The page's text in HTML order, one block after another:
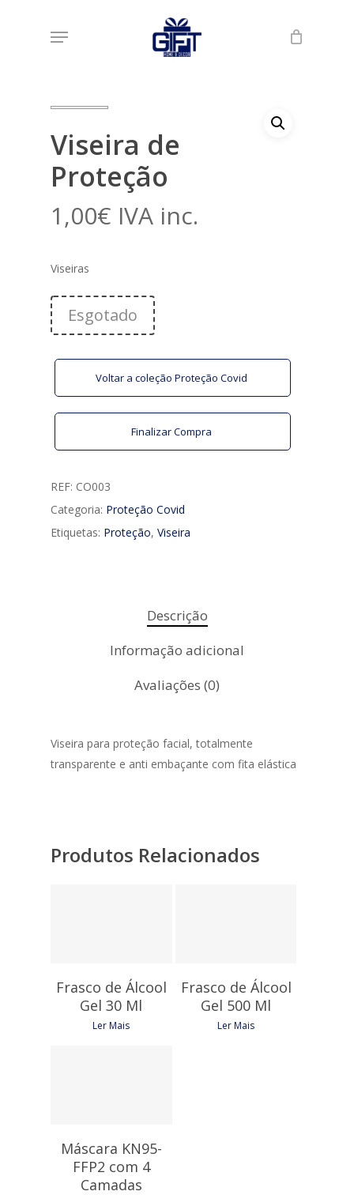
Menu
Início Proteção Covid
Viseira de
Proteção
1,00€ IVA inc.
Viseiras
Esgotado
Voltar a coleção Proteção Covid
Finalizar Compra
REF: CO003
Categoria: Proteção Covid
Etiquetas: Proteção, Viseira
Descrição
Informação adicional
Avaliações (0)
Viseira para proteção facial, totalmente
transparente e anti embaçante com fita elástica
Produtos Relacionados
Frasco de Álcool
Gel 30 Ml
Ler Mais
Frasco de Álcool
Gel 500 Ml
Ler Mais
Máscara KN95-
FFP2 com 4
Camadas